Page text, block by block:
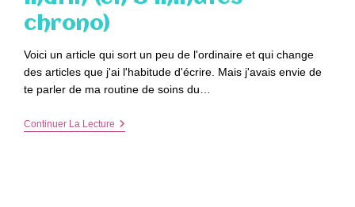
chrono)
Voici un article qui sort un peu de l'ordinaire et qui change
des articles que j'ai l'habitude d'écrire. Mais j'avais envie de
te parler de ma routine de soins du…
Continuer La LectureMa